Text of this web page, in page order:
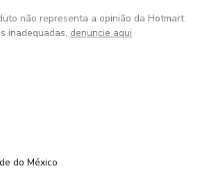
não representa a opinião da Hotmart.
inadequadas, denuncie aqui
do México